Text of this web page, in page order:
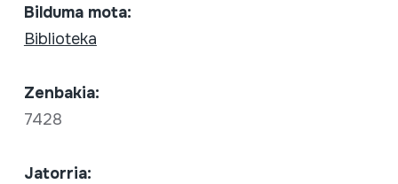
Bilduma mota:
Biblioteka
Zenbakia:
7428
Jatorria: